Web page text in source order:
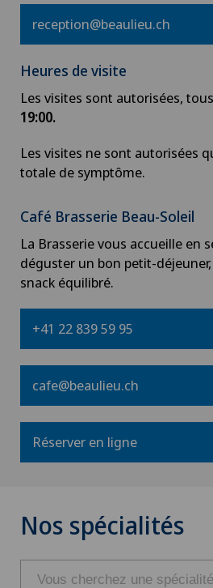
reception@beaulieu.ch
Heures de visite
Les visites sont autorisées,
19:00.
Les visites ne sont autorisées
totale de symptôme.
Café Brasserie Beau-Soleil
La Brasserie vous accueille en
déguster un bon petit-
snack équilibré.
+41 22 839 59 95
cafe@beaulieu.ch
Réserver en ligne
Nos spécialités